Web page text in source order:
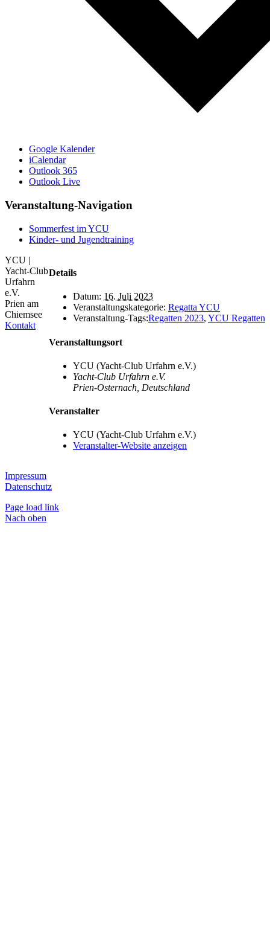
Google Kalender
iCalendar
Outlook 365
Outlook Live
Veranstaltung-Navigation
Sommerfest im YCU
Kinder- und Jugendtraining
Details
Datum: 16. Juli 2023
Veranstaltungskategorie: Regatta YCU
Veranstaltung-Tags:Regatten 2023, YCU Regatten
Veranstaltungsort
YCU (Yacht-Club Urfahrn e.V.)
Yacht-Club Urfahrn e.V.
Prien-Osternach Deutschland
Veranstalter
YCU (Yacht-Club Urfahrn e.V.)
Veranstalter-Website anzeigen
YCU |
Yacht-Club
Urfahrn
e.V.
Prien am
Chiemsee
Kontakt
Impressum
Datenschutz
Page load link
Nach oben